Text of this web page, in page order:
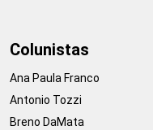
Colunistas
Ana Paula Franco
Antonio Tozzi
Breno DaMata